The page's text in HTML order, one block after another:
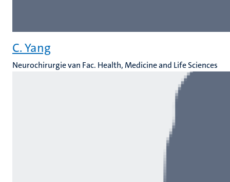
C. Yang
Neurochirurgie van Fac. Health, Medicine and Life Sciences